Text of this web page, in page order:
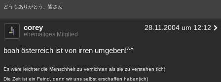
どうもありがとう、皆さん
corey 28.11.2004 um 12:12
ehemaliges Mitglied
boah österreich ist von irren umgeben!^^
Es wäre leichter die Menschheit zu vernichten als sie zu verstehen (ich)
Die Zeit ist ein Feind, denn wir uns selbst erschaffen haben(ich)